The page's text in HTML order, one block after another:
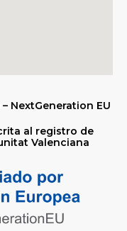
NextGeneration EU
al registro de
Valenciana